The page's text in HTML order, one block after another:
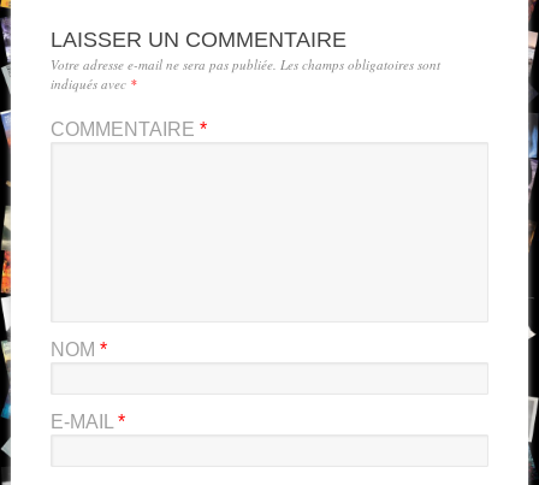
LAISSER UN COMMENTAIRE
Votre adresse e-mail ne sera pas publiée. Les champs obligatoires sont
indiqués avec *
COMMENTAIRE *
NOM *
E-MAIL *